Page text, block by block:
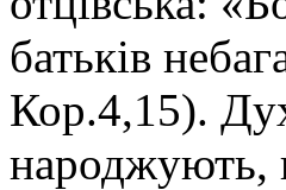
батьків
Кор.4,15).
народжують,